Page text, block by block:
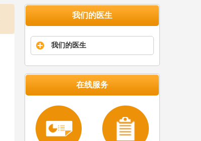
我们的医生
我们的医生
在线服务